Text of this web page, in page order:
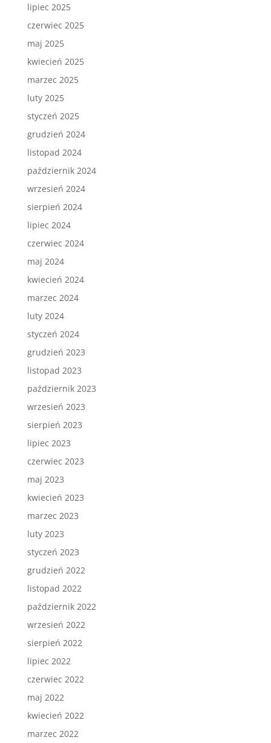
lipiec 2025
czerwiec 2025
maj 2025
kwiecień 2025
marzec 2025
luty 2025
styczeń 2025
grudzień 2024
listopad 2024
październik 2024
wrzesień 2024
sierpień 2024
lipiec 2024
czerwiec 2024
maj 2024
kwiecień 2024
marzec 2024
luty 2024
styczeń 2024
grudzień 2023
listopad 2023
październik 2023
wrzesień 2023
sierpień 2023
lipiec 2023
czerwiec 2023
maj 2023
kwiecień 2023
marzec 2023
luty 2023
styczeń 2023
grudzień 2022
listopad 2022
październik 2022
wrzesień 2022
sierpień 2022
lipiec 2022
czerwiec 2022
maj 2022
kwiecień 2022
marzec 2022